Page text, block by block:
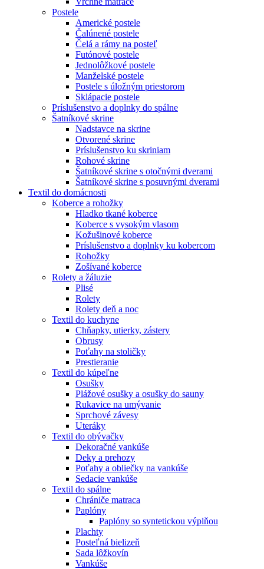
Postele
Americké postele
Čalúnené postele
Čelá a rámy na posteľ
Futónové postele
Jednolôžkové postele
Manželské postele
Postele s úložným priestorom
Sklápacie postele
Príslušenstvo a doplnky do spálne
Šatníkové skrine
Nadstavce na skrine
Otvorené skrine
Príslušenstvo ku skriniam
Rohové skrine
Šatníkové skrine s otočnými dverami
Šatníkové skrine s posuvnými dverami
Textil do domácnosti
Koberce a rohožky
Hladko tkané koberce
Koberce s vysokým vlasom
Kožušinové koberce
Príslušenstvo a doplnky ku kobercom
Rohožky
Zošívané koberce
Rolety a žáluzie
Plisé
Rolety
Rolety deň a noc
Textil do kuchyne
Chňapky, utierky, zástery
Obrusy
Poťahy na stoličky
Prestieranie
Textil do kúpeľne
Osušky
Plážové osušky a osušky do sauny
Rukavice na umývanie
Sprchové závesy
Uteráky
Textil do obývačky
Dekoračné vankúše
Deky a prehozy
Poťahy a obliečky na vankúše
Sedacie vankúše
Textil do spálne
Chrániče matraca
Paplóny
Paplóny so syntetickou výplňou
Plachty
Posteľná bielizeň
Sada lôžkovín
Vankúše